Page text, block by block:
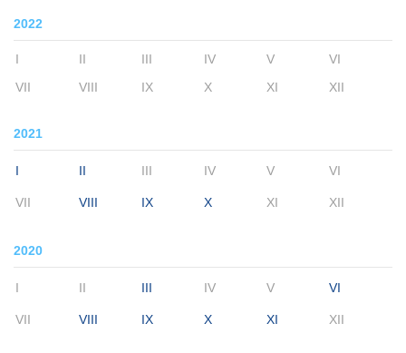
2022
I II III IV V
VI
VII
VIII IX X XI XII
2021
I II III IV V VI
VII VIII IX X XI XII
2020
I II III IV V VI
VII VIII IX X XI XII